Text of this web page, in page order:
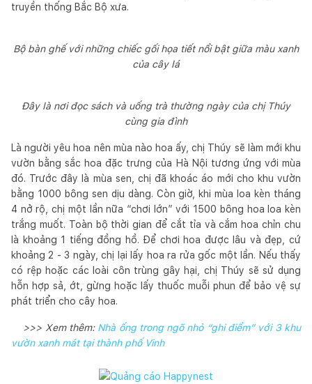
truyền thống Bắc Bộ xưa.
Bộ bàn ghế với những chiếc gối họa tiết nổi bật giữa màu xanh
của cây lá
Đây là nơi đọc sách và uống trà thường ngày của chị Thúy
cùng gia đình
Là người yêu hoa nên mùa nào hoa ấy, chị Thúy sẽ làm mới khu
vườn bằng sắc hoa đặc trưng của Hà Nội tương ứng với mùa
đó. Trước đây là mùa sen, chị đã khoác áo mới cho khu vườn
bằng 1000 bông sen dịu dàng. Còn giờ, khi mùa loa kèn tháng
4 nở rộ, chị một lần nữa “chơi lớn” với 1500 bông hoa loa kèn
trắng muốt. Toàn bộ thời gian để cắt tỉa và cắm hoa chỉn chu
là khoảng 1 tiếng đồng hồ. Để chơi hoa được lâu và đẹp, cứ
khoảng 2 - 3 ngày, chị lại lấy hoa ra rửa gốc một lần. Nếu thấy
có rệp hoặc các loài côn trùng gây hại, chị Thúy sẽ sử dụng
hỗn hợp sả, ớt, gừng hoặc lấy thuốc muỗi phun để bảo vệ sự
phát triển cho cây hoa.
>>> Xem thêm: Nhà ống trong ngõ nhỏ “ghi điểm” với 3 khu
vườn xanh mát tại thành phố Vinh